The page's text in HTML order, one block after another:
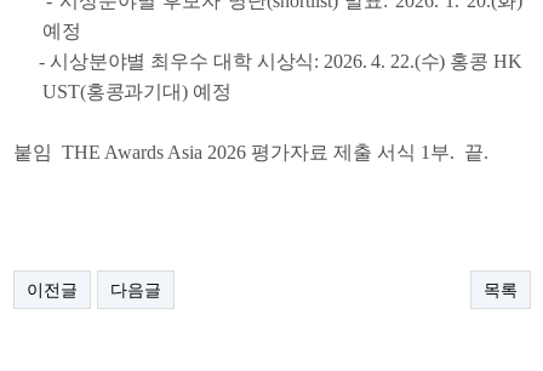
예정
-시상분야별 최우수 대학 시상식: 2026. 4. 22.(수) 홍콩 HK
UST(홍콩과기대) 예정
붙임 THE Awards Asia 2026 평가자료 제출 서식 1부. 끝.
이전글 다음글 목록